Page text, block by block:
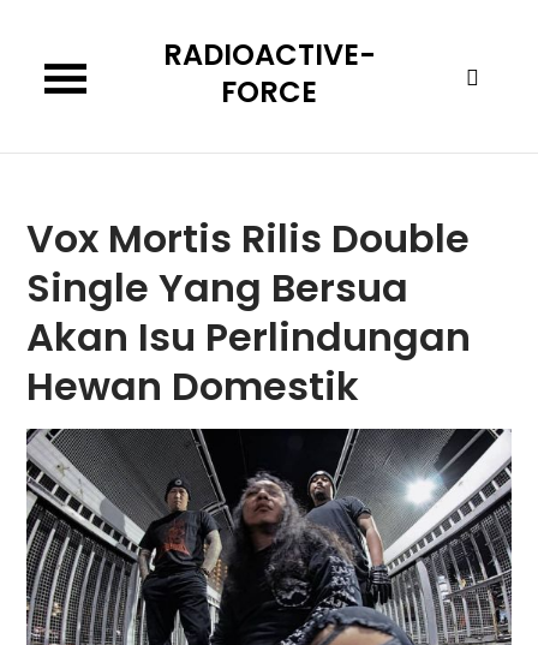
content
RADIOACTIVE-
FORCE
Vox Mortis Rilis Double
Single Yang Bersua
Akan Isu Perlindungan
Hewan Domestik